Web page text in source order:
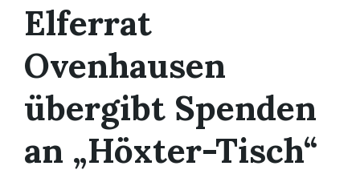
Elferrat
Ovenhausen
übergibt Spenden
an „Höxter-Tisch“